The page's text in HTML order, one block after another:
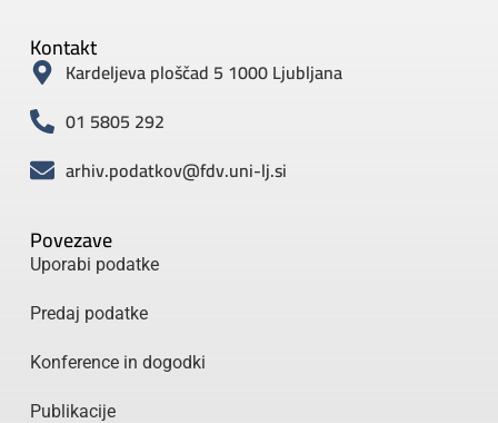
Povezave
Uporabi podatke
Predaj podatke
Konference in dogodki
Publikacije
Kontakt
Kardeljeva ploščad 5 1000 Ljubljana
01 5805 292
arhiv.podatkov@fdv.uni-lj.si